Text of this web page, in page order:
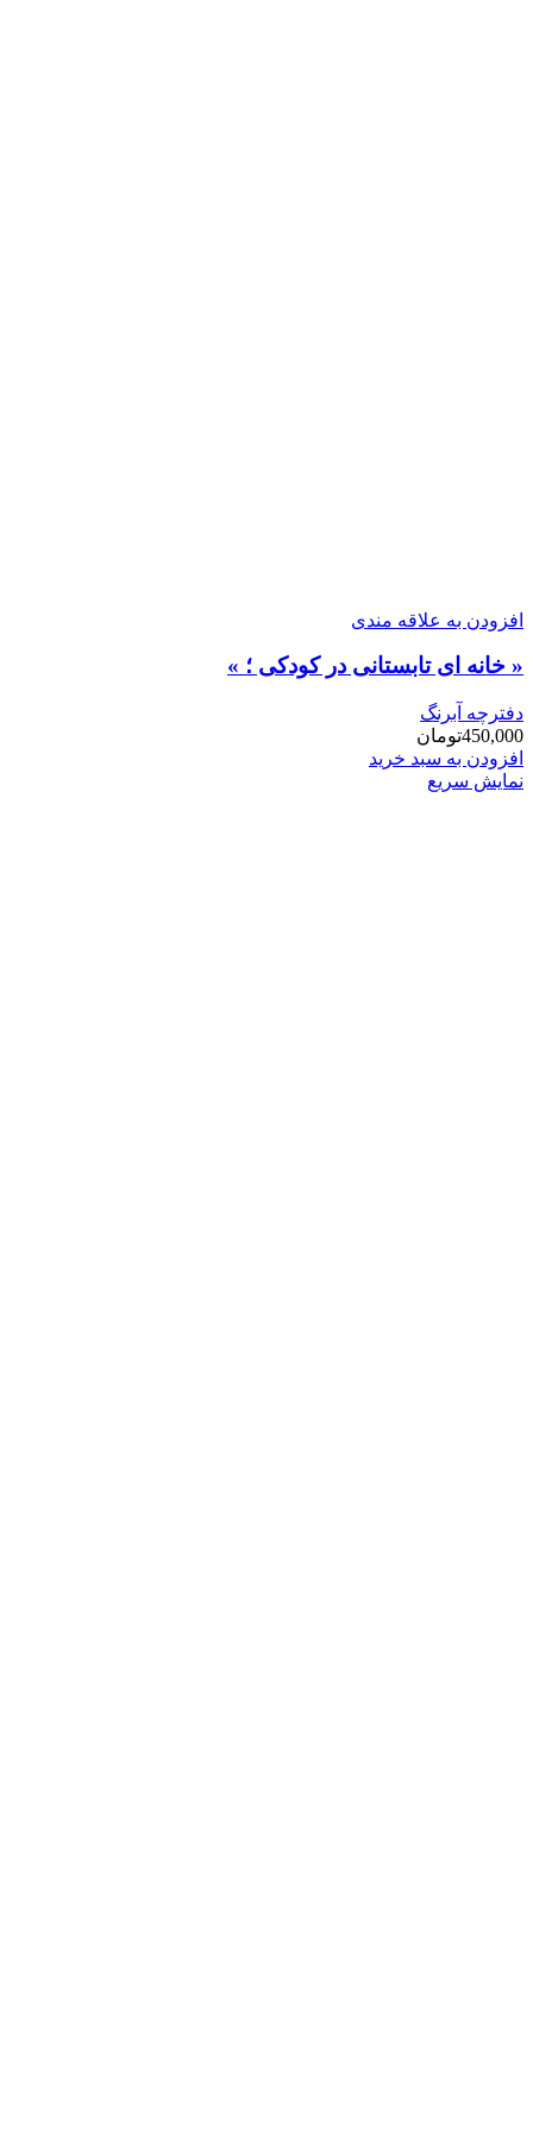
افزودن به علاقه مندی
« خانه ای تابستانی در کودکی ؛ »
دفترچه آبرنگ
450,000تومان
افزودن به سبد خرید
نمایش سریع